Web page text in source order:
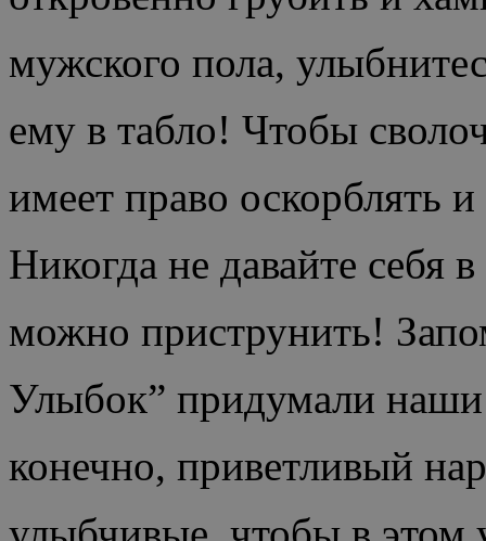
мужского пола,
ему в табло! Чтобы
имеет право оскорблять
Никогда не давайте себя
можно приструнить!
Улыбок” придумали
конечно, приветливый